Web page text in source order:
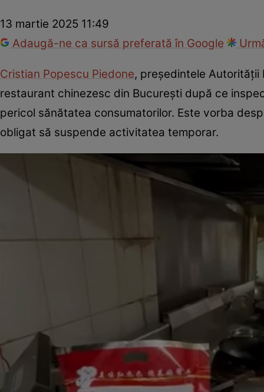
13 martie 2025 11:49
Adaugă-ne ca sursă preferată în Google
Cristian Popescu Piedone, președintele Autorității
restaurant chinezesc din București după ce
pericol sănătatea consumatorilor. Este vorba
obligat să suspende activitatea temporar.